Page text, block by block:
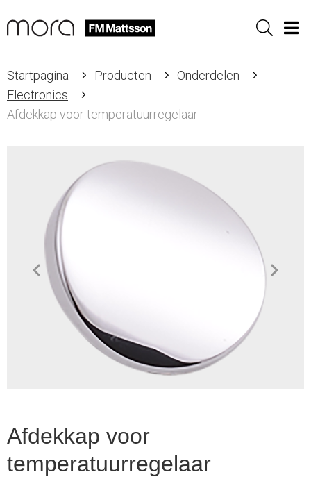
Sök
Startpagina Producten
Onderdelen
Electronics
Afdekkap voor temperatuurregelaar
Afdekkap voor
temperatuurregelaar